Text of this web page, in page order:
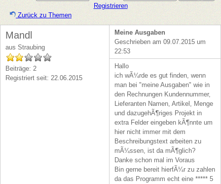
Registrieren
Zurück zu Themen
Mandl
aus Straubing
Beiträge: 2
Registriert seit: 22.06.2015
Meine Ausgaben
Geschrieben am 09.07.2015 um
22:53
Hallo
ich wÃ¼rde es gut finden, wenn
man bei "meine Ausgaben" wie in
den Rechnungen Kundennummer,
Lieferanten Namen, Artikel, Menge
und dazugehÃ¶riges Projekt in
extra Felder eingeben kÃ¶nnte um
hier nicht immer mit dem
Beschreibungstext arbeiten zu
mÃ¼ssen, ist da mÃ¶glich?
Danke schon mal im Voraus
Bin gerne bereit hierfÃ¼r zu zahlen
da das Programm echt eine ***** 5